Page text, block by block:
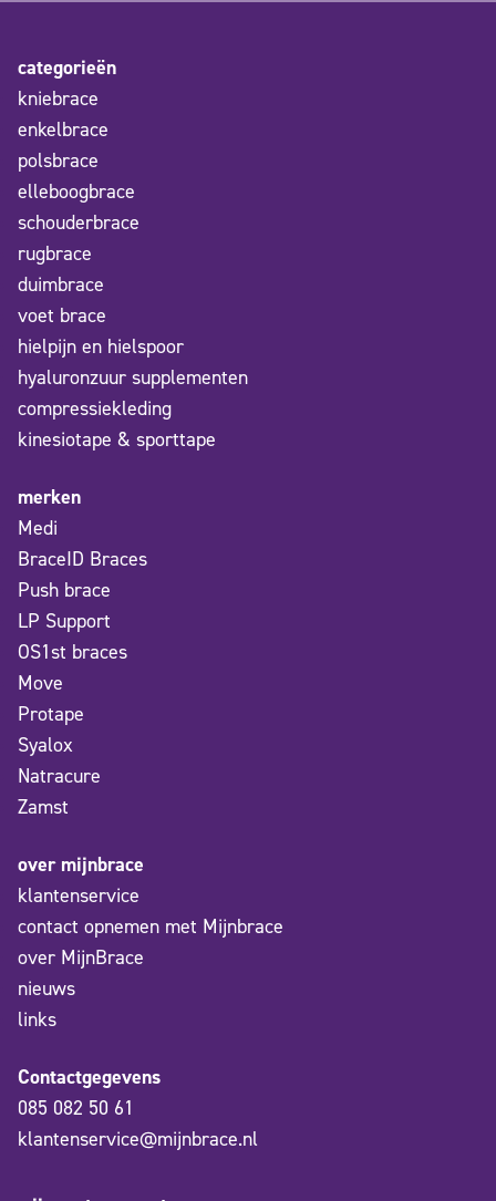
categorieën
kniebrace
enkelbrace
polsbrace
elleboogbrace
schouderbrace
rugbrace
duimbrace
voet brace
hielpijn en hielspoor
hyaluronzuur supplementen
compressiekleding
kinesiotape & sporttape
merken
Medi
BraceID Braces
Push brace
LP Support
OS1st braces
Move
Protape
Syalox
Natracure
Zamst
over mijnbrace
klantenservice
contact opnemen met Mijnbrace
over MijnBrace
nieuws
links
Contactgegevens
085 082 50 61
klantenservice@mijnbrace.nl